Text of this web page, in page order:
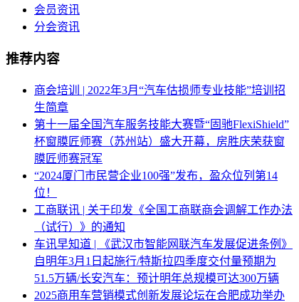
会员资讯
分会资讯
推荐内容
商会培训 | 2022年3月“汽车估损师专业技能”培训招
生简章
第十一届全国汽车服务技能大赛暨“固驰FlexiShield”
杯窗膜匠师赛（苏州站）盛大开幕，房胜庆荣获窗
膜匠师赛冠军
“2024厦门市民营企业100强”发布，盈众位列第14
位！
工商联讯 | 关于印发《全国工商联商会调解工作办法
（试行）》的通知
车讯早知道 | 《武汉市智能网联汽车发展促进条例》
自明年3月1日起施行/特斯拉四季度交付量预期为
51.5万辆/长安汽车：预计明年总规模可达300万辆
2025商用车营销模式创新发展论坛在合肥成功举办